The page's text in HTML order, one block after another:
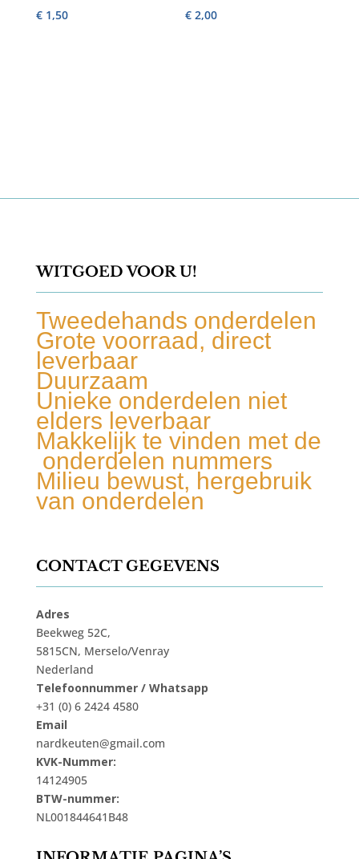
€1,50 € 2,00
WITGOED VOOR U!
Tweedehands onderdelen
Grote voorraad, direct
leverbaar
Duurzaam
Unieke onderdelen niet
elders leverbaar
Makkelijk te vinden met de
onderdelen nummers
Milieu bewust, hergebruik
van onderdelen
CONTACT GEGEVENS
Adres
Beekweg 52C,
5815CN, Merselo/Venray
Nederland
Telefoonnummer / Whatsapp
+31 (0) 6 2424 4580
Email
nardkeuten@gmail.com
KVK-Nummer:
14124905
BTW-nummer:
NL001844641B48